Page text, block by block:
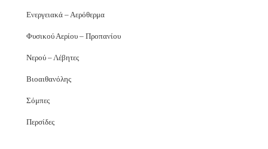
Ενεργειακά – Αερόθερμα
Φυσικού Αερίου – Προπανίου
Νερού – Λέβητες
Βιοαιθανόλης
Σόμπες
Περσίδες